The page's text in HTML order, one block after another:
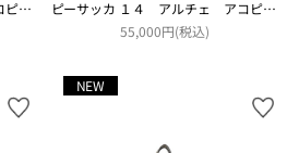
ピーサッカ １４ アルチェ アコピアート
ピーサッカ １４ アルチェ アコピアート
55,000円(税込)
NEW